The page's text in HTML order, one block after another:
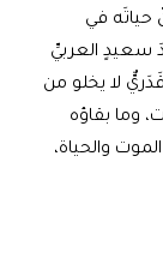
حياتَه في
سعيدٍ العربيِّ
لا يخلو من
وما بقاؤه
والحياة،